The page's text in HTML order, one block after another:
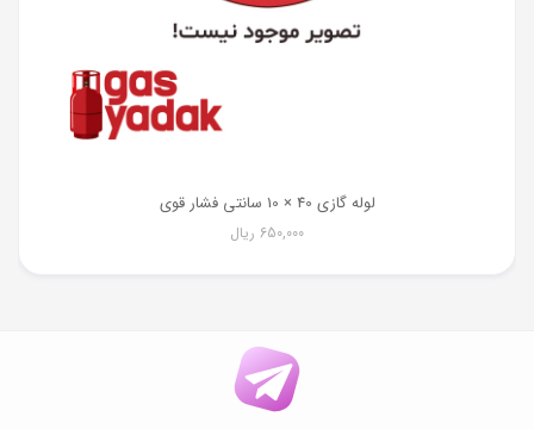
لوله گازی 40 × 10 سانتی فشار قوی
650,000 ریال